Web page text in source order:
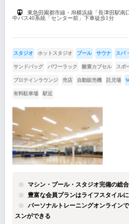
東急田園都市線・JR横浜線「長津田駅南
中バス40系統「センター前」下車徒歩1分
スタジオ ホットスタジオ プール サウナ スパ
サンドバッグ パワーラック 酸素カプセル スポ
プロテインラウンジ 売店 自動販売機 託児場
有料駐車場 駅近
マシン・プール・スタジオ完備の総
豊富な会員プランはライフスタイル
パーソナルトレーニングオンライン
スンができる